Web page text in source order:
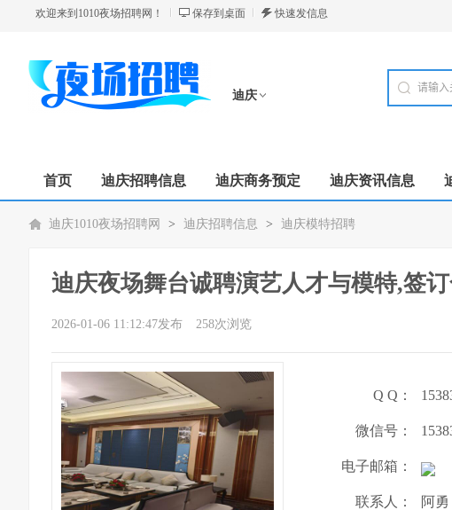
欢迎来到1010夜场招聘网！ 保存到桌面 快速发信息
迪庆
首页 迪庆招聘信息 迪庆商务预定 迪庆资讯信息
迪庆1010夜场招聘网 > 迪庆招聘信息 > 迪庆模特招聘
迪庆夜场舞台诚聘演艺人才与模特,签
2026-01-06 11:12:47发布 258次浏览
Q Q：
微信号：
电子邮箱：
联系人： 阿勇